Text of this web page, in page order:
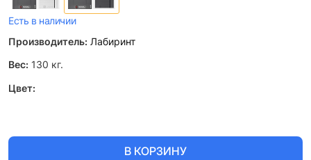
Есть в наличии
Производитель: Лабиринт
Вес: 130 кг.
Цвет:
В КОРЗИНУ